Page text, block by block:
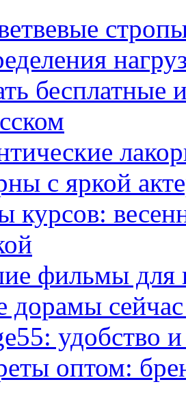
с яркой
курсов:
фильмы для
дорамы
удобство
оптом: